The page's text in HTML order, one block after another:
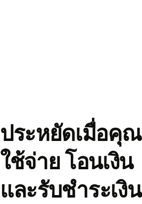
ประหยัดเมื่อคุณ
ใช้จ่าย โอนเงิน
และรับชำระเงิน